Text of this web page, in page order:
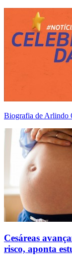
Biografia de Arlindo
Cesáreas
risco, aponta